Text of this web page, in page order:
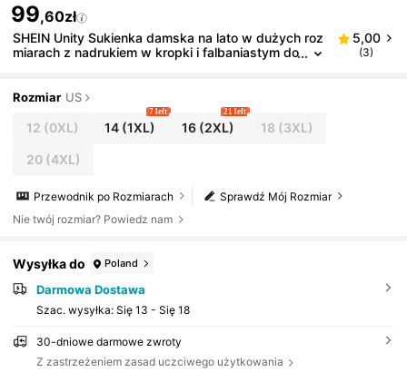
99,60zł
SHEIN Unity Sukienka damska na lato w dużych roz
miarach z nadrukiem w kropki i falbaniastym do
5,00
(3)
Rozmiar US
12 (0XL) 14 (1XL)
7 left
16(2XL)
21 left
18 (3XL)
20(4XL)
Sprawdź Mój Rozmiar
Przewodnik po Rozmiarach
Nie twój rozmiar? Powiedz nam
Wysyłka do Poland
Darmowa Dostawa
Szac. wysyłka: Się 13 - Się 18
30-dniowe darmowe zwroty
Z zastrzeżeniem zasad uczciwego użytkowania